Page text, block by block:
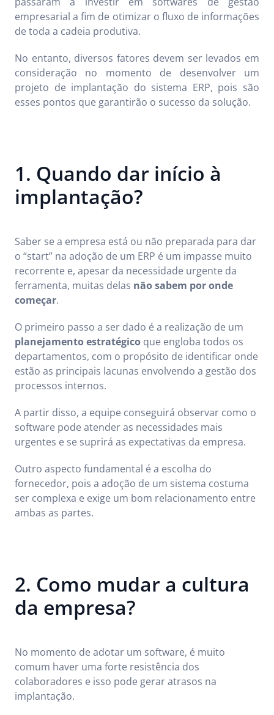
empresarial a fim de otimizar o fluxo de informações
de toda a cadeia produtiva.
No entanto, diversos fatores devem ser levados em
consideração no momento de desenvolver um
projeto de implantação do sistema ERP, pois são
esses pontos que garantirão o sucesso da solução.
1. Quando dar início à
implantação?
Saber se a empresa está ou não preparada para dar
o “start” na adoção de um ERP é um impasse muito
recorrente e, apesar da necessidade urgente da
ferramenta, muitas delas não sabem por onde
começar.
O primeiro passo a ser dado é a realização de um
planejamento estratégico que engloba todos os
departamentos, com o propósito de identificar onde
estão as principais lacunas envolvendo a gestão dos
processos internos.
A partir disso, a equipe conseguirá observar como o
software pode atender as necessidades mais
urgentes e se suprirá as expectativas da empresa.
Outro aspecto fundamental é a escolha do
fornecedor, pois a adoção de um sistema costuma
ser complexa e exige um bom relacionamento entre
ambas as partes.
2. Como mudar a cultura
da empresa?
No momento de adotar um software, é muito
comum haver uma forte resistência dos
colaboradores e isso pode gerar atrasos na
implantação.